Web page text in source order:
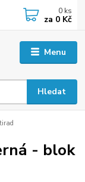
Menu
Hledat
0 ks
za 0 Kč
- blok